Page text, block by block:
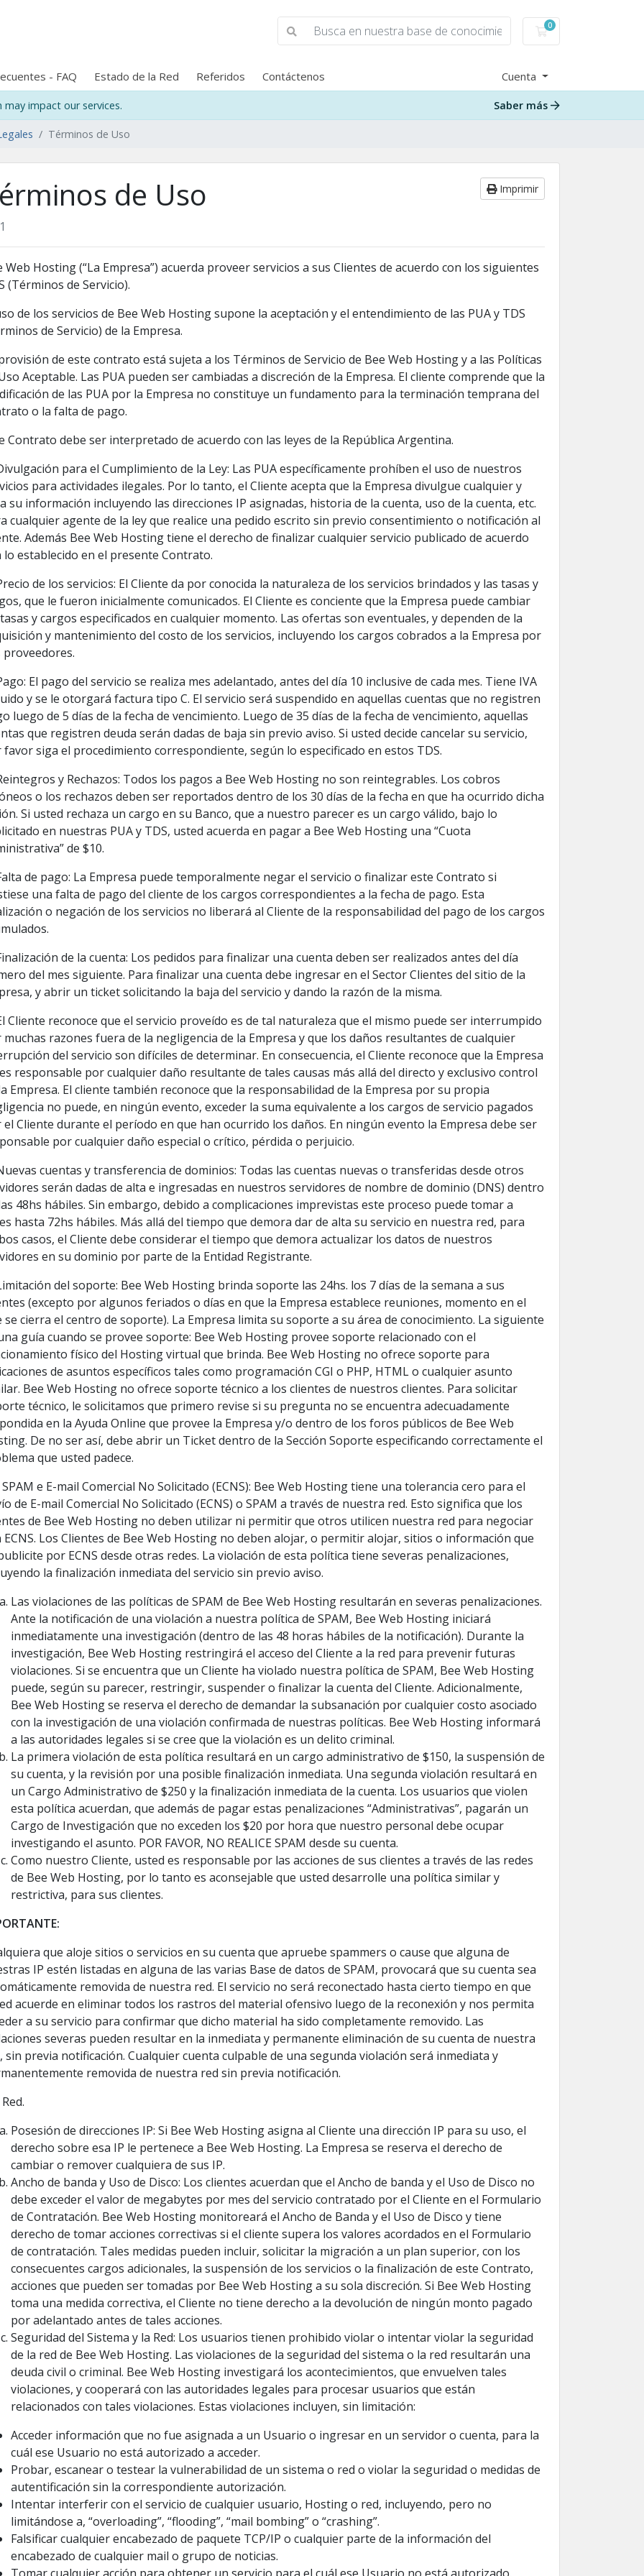
0
Carro de Pedidos
- FAQ Estado de la Red Referidos Contáctenos Cuenta
impact our services. Saber más
Términos de Uso
de Uso Imprimir
1
Web Hosting (“La Empresa”) acuerda proveer servicios a sus Clientes de acuerdo con los siguientes
(Términos de Servicio).
de los servicios de Bee Web Hosting supone la aceptación y el entendimiento de las PUA y TDS
de Servicio) de la Empresa.
de este contrato está sujeta a los Términos de Servicio de Bee Web Hosting y a las Políticas
Aceptable. Las PUA pueden ser cambiadas a discreción de la Empresa. El cliente comprende que la
de las PUA por la Empresa no constituye un fundamento para la terminación temprana del
o la falta de pago.
Contrato debe ser interpretado de acuerdo con las leyes de la República Argentina.
para el Cumplimiento de la Ley: Las PUA específicamente prohíben el uso de nuestros
para actividades ilegales. Por lo tanto, el Cliente acepta que la Empresa divulgue cualquier y
su información incluyendo las direcciones IP asignadas, historia de la cuenta, uso de la cuenta, etc.
cualquier agente de la ley que realice una pedido escrito sin previo consentimiento o notificación al
Además Bee Web Hosting tiene el derecho de finalizar cualquier servicio publicado de acuerdo
lo establecido en el presente Contrato.
de los servicios: El Cliente da por conocida la naturaleza de los servicios brindados y las tasas y
que le fueron inicialmente comunicados. El Cliente es conciente que la Empresa puede cambiar
y cargos especificados en cualquier momento. Las ofertas son eventuales, y dependen de la
y mantenimiento del costo de los servicios, incluyendo los cargos cobrados a la Empresa por
proveedores.
El pago del servicio se realiza mes adelantado, antes del día 10 inclusive de cada mes. Tiene IVA
y se le otorgará factura tipo C. El servicio será suspendido en aquellas cuentas que no registren
luego de 5 días de la fecha de vencimiento. Luego de 35 días de la fecha de vencimiento, aquellas
que registren deuda serán dadas de baja sin previo aviso. Si usted decide cancelar su servicio,
siga el procedimiento correspondiente, según lo especificado en estos TDS.
y Rechazos: Todos los pagos a Bee Web Hosting no son reintegrables. Los cobros
o los rechazos deben ser reportados dentro de los 30 días de la fecha en que ha ocurrido dicha
Si usted rechaza un cargo en su Banco, que a nuestro parecer es un cargo válido, bajo lo
en nuestras PUA y TDS, usted acuerda en pagar a Bee Web Hosting una “Cuota
de $10.
de pago: La Empresa puede temporalmente negar el servicio o finalizar este Contrato si
una falta de pago del cliente de los cargos correspondientes a la fecha de pago. Esta
o negación de los servicios no liberará al Cliente de la responsabilidad del pago de los cargos
de la cuenta: Los pedidos para finalizar una cuenta deben ser realizados antes del día
del mes siguiente. Para finalizar una cuenta debe ingresar en el Sector Clientes del sitio de la
y abrir un ticket solicitando la baja del servicio y dando la razón de la misma.
Cliente reconoce que el servicio proveído es de tal naturaleza que el mismo puede ser interrumpido
razones fuera de la negligencia de la Empresa y que los daños resultantes de cualquier
del servicio son difíciles de determinar. En consecuencia, el Cliente reconoce que la Empresa
responsable por cualquier daño resultante de tales causas más allá del directo y exclusivo control
Empresa. El cliente también reconoce que la responsabilidad de la Empresa por su propia
no puede, en ningún evento, exceder la suma equivalente a los cargos de servicio pagados
Cliente durante el período en que han ocurrido los daños. En ningún evento la Empresa debe ser
por cualquier daño especial o crítico, pérdida o perjuicio.
cuentas y transferencia de dominios: Todas las cuentas nuevas o transferidas desde otros
serán dadas de alta e ingresadas en nuestros servidores de nombre de dominio (DNS) dentro
48hs hábiles. Sin embargo, debido a complicaciones imprevistas este proceso puede tomar a
hasta 72hs hábiles. Más allá del tiempo que demora dar de alta su servicio en nuestra red, para
casos, el Cliente debe considerar el tiempo que demora actualizar los datos de nuestros
en su dominio por parte de la Entidad Registrante.
del soporte: Bee Web Hosting brinda soporte las 24hs. los 7 días de la semana a sus
(excepto por algunos feriados o días en que la Empresa establece reuniones, momento en el
se cierra el centro de soporte). La Empresa limita su soporte a su área de conocimiento. La siguiente
guía cuando se provee soporte: Bee Web Hosting provee soporte relacionado con el
físico del Hosting virtual que brinda. Bee Web Hosting no ofrece soporte para
de asuntos específicos tales como programación CGI o PHP, HTML o cualquier asunto
Bee Web Hosting no ofrece soporte técnico a los clientes de nuestros clientes. Para solicitar
técnico, le solicitamos que primero revise si su pregunta no se encuentra adecuadamente
en la Ayuda Online que provee la Empresa y/o dentro de los foros públicos de Bee Web
De no ser así, debe abrir un Ticket dentro de la Sección Soporte especificando correctamente el
que usted padece.
e E-mail Comercial No Solicitado (ECNS): Bee Web Hosting tiene una tolerancia cero para el
de E-mail Comercial No Solicitado (ECNS) o SPAM a través de nuestra red. Esto significa que los
de Bee Web Hosting no deben utilizar ni permitir que otros utilicen nuestra red para negociar
ECNS. Los Clientes de Bee Web Hosting no deben alojar, o permitir alojar, sitios o información que
por ECNS desde otras redes. La violación de esta política tiene severas penalizaciones,
la finalización inmediata del servicio sin previo aviso.
Las violaciones de las políticas de SPAM de Bee Web Hosting resultarán en severas penalizaciones.
Ante la notificación de una violación a nuestra política de SPAM, Bee Web Hosting iniciará
inmediatamente una investigación (dentro de las 48 horas hábiles de la notificación). Durante la
investigación, Bee Web Hosting restringirá el acceso del Cliente a la red para prevenir futuras
violaciones. Si se encuentra que un Cliente ha violado nuestra política de SPAM, Bee Web Hosting
puede, según su parecer, restringir, suspender o finalizar la cuenta del Cliente. Adicionalmente,
Bee Web Hosting se reserva el derecho de demandar la subsanación por cualquier costo asociado
con la investigación de una violación confirmada de nuestras políticas. Bee Web Hosting informará
a las autoridades legales si se cree que la violación es un delito criminal.
La primera violación de esta política resultará en un cargo administrativo de $150, la suspensión de
su cuenta, y la revisión por una posible finalización inmediata. Una segunda violación resultará en
un Cargo Administrativo de $250 y la finalización inmediata de la cuenta. Los usuarios que violen
esta política acuerdan, que además de pagar estas penalizaciones “Administrativas”, pagarán un
Cargo de Investigación que no exceden los $20 por hora que nuestro personal debe ocupar
investigando el asunto. POR FAVOR, NO REALICE SPAM desde su cuenta.
Como nuestro Cliente, usted es responsable por las acciones de sus clientes a través de las redes
de Bee Web Hosting, por lo tanto es aconsejable que usted desarrolle una política similar y
restrictiva, para sus clientes.
que aloje sitios o servicios en su cuenta que apruebe spammers o cause que alguna de
IP estén listadas en alguna de las varias Base de datos de SPAM, provocará que su cuenta sea
removida de nuestra red. El servicio no será reconectado hasta cierto tiempo en que
acuerde en eliminar todos los rastros del material ofensivo luego de la reconexión y nos permita
a su servicio para confirmar que dicho material ha sido completamente removido. Las
severas pueden resultar en la inmediata y permanente eliminación de su cuenta de nuestra
sin previa notificación. Cualquier cuenta culpable de una segunda violación será inmediata y
removida de nuestra red sin previa notificación.
Posesión de direcciones IP: Si Bee Web Hosting asigna al Cliente una dirección IP para su uso, el
derecho sobre esa IP le pertenece a Bee Web Hosting. La Empresa se reserva el derecho de
cambiar o remover cualquiera de sus IP.
Ancho de banda y Uso de Disco: Los clientes acuerdan que el Ancho de banda y el Uso de Disco no
debe exceder el valor de megabytes por mes del servicio contratado por el Cliente en el Formulario
de Contratación. Bee Web Hosting monitoreará el Ancho de Banda y el Uso de Disco y tiene
derecho de tomar acciones correctivas si el cliente supera los valores acordados en el Formulario
de contratación. Tales medidas pueden incluir, solicitar la migración a un plan superior, con los
consecuentes cargos adicionales, la suspensión de los servicios o la finalización de este Contrato,
acciones que pueden ser tomadas por Bee Web Hosting a su sola discreción. Si Bee Web Hosting
toma una medida correctiva, el Cliente no tiene derecho a la devolución de ningún monto pagado
por adelantado antes de tales acciones.
Seguridad del Sistema y la Red: Los usuarios tienen prohibido violar o intentar violar la seguridad
de la red de Bee Web Hosting. Las violaciones de la seguridad del sistema o la red resultarán una
deuda civil o criminal. Bee Web Hosting investigará los acontecimientos, que envuelven tales
violaciones, y cooperará con las autoridades legales para procesar usuarios que están
relacionados con tales violaciones. Estas violaciones incluyen, sin limitación:
Acceder información que no fue asignada a un Usuario o ingresar en un servidor o cuenta, para la
cuál ese Usuario no está autorizado a acceder.
Probar, escanear o testear la vulnerabilidad de un sistema o red o violar la seguridad o medidas de
autentificación sin la correspondiente autorización.
Intentar interferir con el servicio de cualquier usuario, Hosting o red, incluyendo, pero no
limitándose a, “overloading”, “flooding”, “mail bombing” o “crashing”.
Falsificar cualquier encabezado de paquete TCP/IP o cualquier parte de la información del
encabezado de cualquier mail o grupo de noticias.